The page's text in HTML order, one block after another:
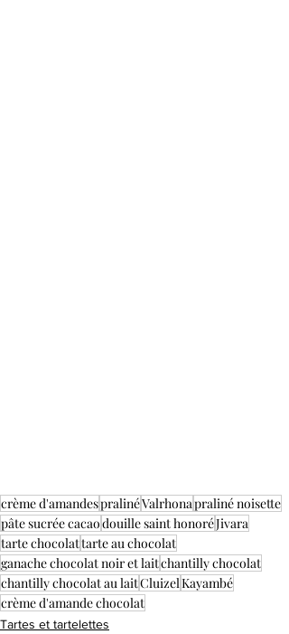
crème d'amandespralinéValrhonapraliné noisette
pâte sucrée cacaodouille saint honoréJivara
tarte chocolattarte au chocolat
ganache chocolat noir et laitchantilly chocolat
chantilly chocolat au laitCluizelKayambé
crème d'amande chocolat
Tartes et tartelettes